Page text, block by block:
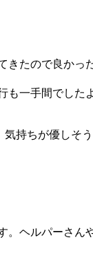
たので良かっ
も一手間でした
持ちが優しそ
。ヘルパーさん